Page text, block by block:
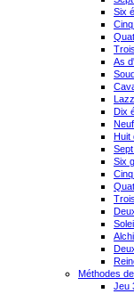
Six
As
Dix
Huit
Six
Méthodes
Jeu